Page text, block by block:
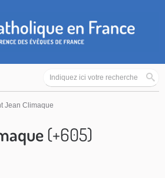
Jean Climaque
(+605)